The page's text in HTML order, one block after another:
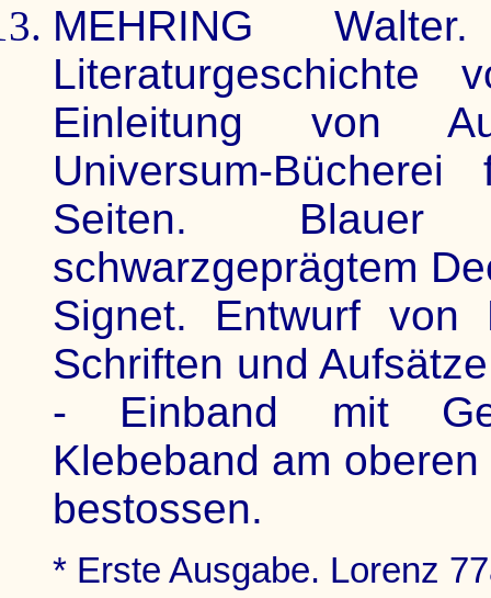
MEHRING
Einleitung von
Universum-
Seiten. Blauer
schwarzgeprägtem
Signet. Entwurf von
Schriften und
- Einband mit
Klebeband am
bestossen.
* Erste Ausgabe. Lorenz